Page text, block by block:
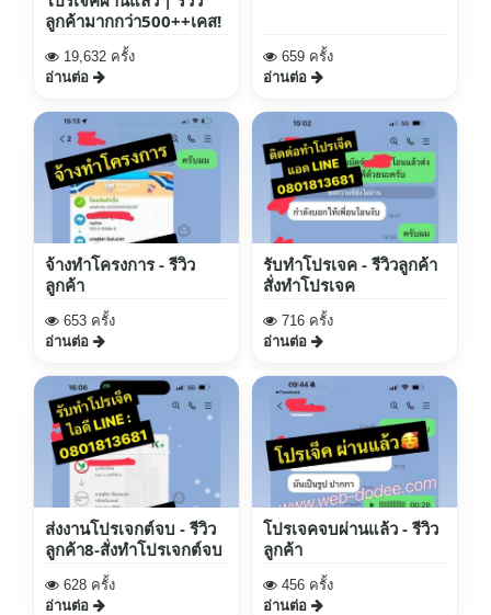
ลูกค้ามากกว่า500++เคส!
19,632 ครั้ง
อ่านต่อ
659 ครั้ง
อ่านต่อ
จ้างทำโครงการ - รีวิว
ลูกค้า
653 ครั้ง
อ่านต่อ
รับทำโปรเจค - รีวิวลูกค้า
สั่งทำโปรเจค
716 ครั้ง
อ่านต่อ
ส่งงานโปรเจกต์จบ - รีวิว
ลูกค้า8-สั่งทำโปรเจกต์จบ
628 ครั้ง
อ่านต่อ
โปรเจคจบผ่านแล้ว - รีวิว
ลูกค้า
456 ครั้ง
อ่านต่อ